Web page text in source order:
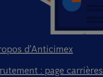
d'Anticimex
: page carrières